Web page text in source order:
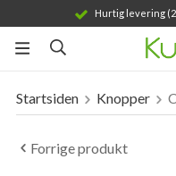
Hurtig levering
Produktet er
Startsiden Knopper
Forrige produkt